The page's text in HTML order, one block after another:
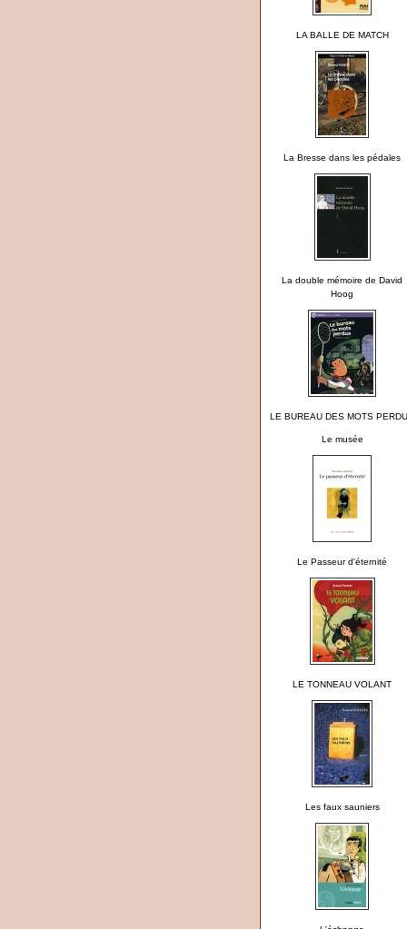
LA BALLE DE MATCH
La Bresse dans les pédales
La double mémoire de David
Hoog
LE BUREAU DES MOTS
Le musée
Le Passeur d'éternité
LE TONNEAU VOLANT
Les faux sauniers